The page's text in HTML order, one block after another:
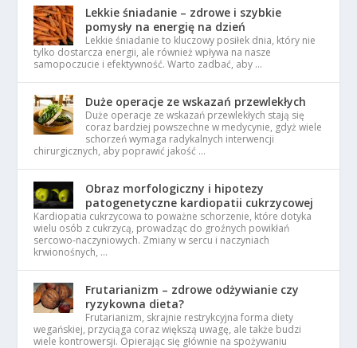
Lekkie śniadanie – zdrowe i szybkie
pomysły na energię na dzień
Lekkie śniadanie to kluczowy posiłek dnia, który nie
tylko dostarcza energii, ale również wpływa na nasze
samopoczucie i efektywność. Warto zadbać, aby …
Duże operacje ze wskazań przewlekłych
Duże operacje ze wskazań przewlekłych stają się
coraz bardziej powszechne w medycynie, gdyż wiele
schorzeń wymaga radykalnych interwencji
chirurgicznych, aby poprawić jakość …
Obraz morfologiczny i hipotezy
patogenetyczne kardiopatii cukrzycowej
Kardiopatia cukrzycowa to poważne schorzenie, które dotyka
wielu osób z cukrzycą, prowadząc do groźnych powikłań
sercowo-naczyniowych. Zmiany w sercu i naczyniach
krwionośnych, …
Frutarianizm – zdrowe odżywianie czy
ryzykowna dieta?
Frutarianizm, skrajnie restrykcyjna forma diety
wegańskiej, przyciąga coraz większą uwagę, ale także budzi
wiele kontrowersji. Opierając się głównie na spożywaniu